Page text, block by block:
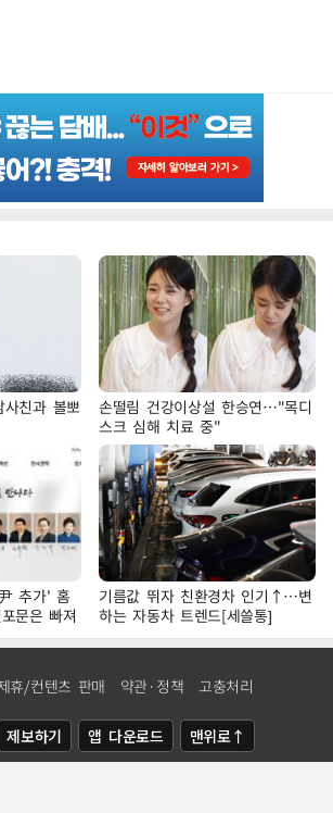
친과 볼뽀
손떨림 건강이상설 한승연…"목디
스크 심해 치료 중"
추가' 홈
문은 빠져
기름값 뛰자 친환경차 인기↑…변
하는 자동차 트렌드[세쓸통]
휴/컨텐츠 판매 약관·정책 고충처리
제보하기 앱 다운로드 맨위로↑